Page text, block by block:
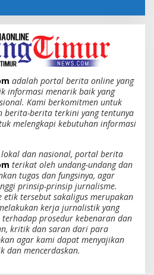
adalah portal berita online yang
informasi menarik baik yang
Kami berkomitmen untuk
berita-berita terkini yang tentunya
melengkapi kebutuhan informasi
dan nasional, portal berita
terikat oleh undang-undang dan
tugas dan fungsinya, agar
prinsip-prinsip jurnalisme.
etik tersebut sakaligus merupakan
kerja jurnalistik yang
prosedur kebenaran dan
kritik dan saran dari para
agar kami dapat menyajikan
dan mencerdaskan.